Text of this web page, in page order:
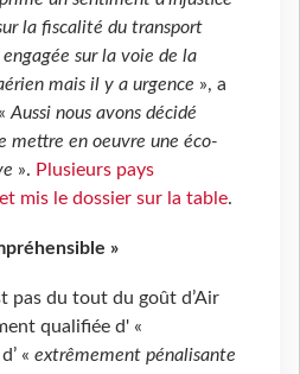
la fiscalité du transport
sur la voie de la
mais il y a urgence », a
Aussi nous avons décidé
mettre en oeuvre une éco-
». Plusieurs pays
mis le dossier sur la table.
»
pas du tout du goût d’Air
qualifiée d' «
« extrêmement pénalisante